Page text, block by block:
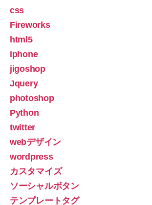
css
Fireworks
html5
iphone
jigoshop
Jquery
photoshop
Python
twitter
webデザイン
wordpress
カスタマイズ
ソーシャルボタン
テンプレートタグ